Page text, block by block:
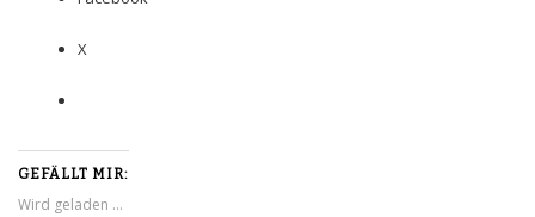
X
GEFÄLLT MIR:
Wird geladen …